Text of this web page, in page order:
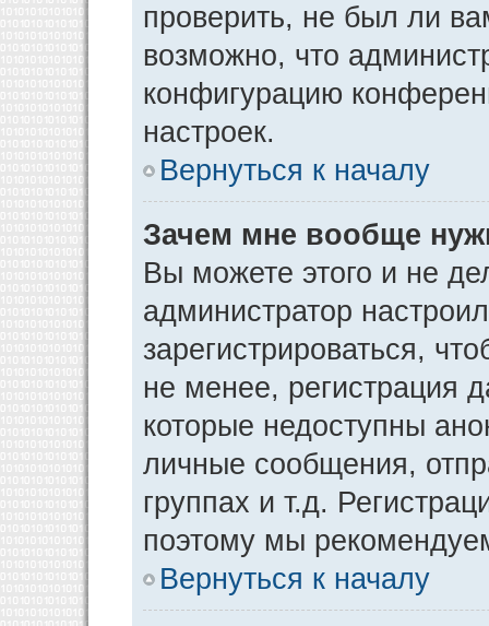
проверить, не был ли
возможно, что
конфигурацию
настроек.
Вернуться к началу
Зачем мне вообще
Вы можете этого и не
администратор
зарегистрироваться,
не менее, регистрация
которые недоступны
личные сообщения,
группах и т.д.
поэтому мы
Вернуться к началу